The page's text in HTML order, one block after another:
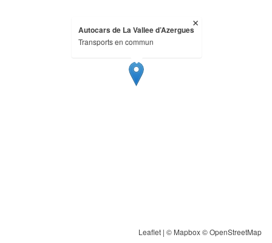
Autocars de La Vallee d’Azergues
Transports en commun
Leaflet | © Mapbox©OpenStreetMap